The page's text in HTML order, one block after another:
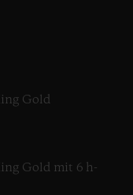
Gold
Gold mit 6 h-